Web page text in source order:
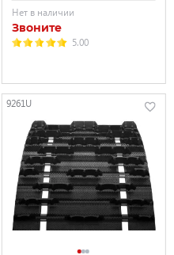
Нет в наличии
Звоните
5.00
9261U